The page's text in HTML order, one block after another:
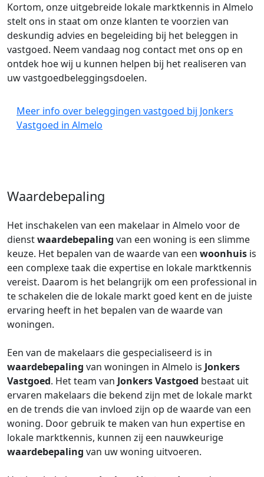
Kortom, onze uitgebreide lokale marktkennis in Almelo
stelt ons in staat om onze klanten te voorzien van
deskundig advies en begeleiding bij het beleggen in
vastgoed. Neem vandaag nog contact met ons op en
ontdek hoe wij u kunnen helpen bij het realiseren van
uw vastgoedbeleggingsdoelen.
Meer info over beleggingen vastgoed bij Jonkers
Vastgoed in Almelo
Waardebepaling
Het inschakelen van een makelaar in Almelo voor de
dienstwaardebepaling van een woning is een slimme
keuze. Het bepalen van de waarde van een woonhuis is
een complexe taak die expertise en lokale marktkennis
vereist. Daarom is het belangrijk om een professional in
te schakelen die de lokale markt goed kent en de juiste
ervaring heeft in het bepalen van de waarde van
woningen.
Een van de makelaars die gespecialiseerd is in
waardebepaling van woningen in Almelo is Jonkers
Vastgoed. Het team van Jonkers Vastgoed bestaat uit
ervaren makelaars die bekend zijn met de lokale markt
en de trends die van invloed zijn op de waarde van een
woning. Door gebruik te maken van hun expertise en
lokale marktkennis, kunnen zij een nauwkeurige
waardebepaling van uw woning uitvoeren.